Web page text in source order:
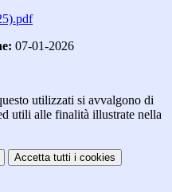
07-01-2026
utilizzati si avvalgono di
utili alle finalità illustrate nella
Accetta tutti i cookies